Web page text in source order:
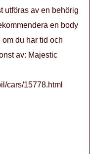
utföras av en behörig
en body
du har tid och
av: Majestic
cars/15778.html